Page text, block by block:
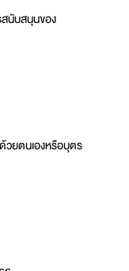
นับสนุนของ
วยตนเองหรือบุตร